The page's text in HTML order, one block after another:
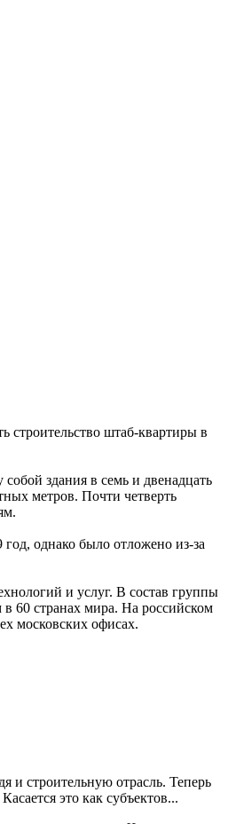
строительство штаб-квартиры в
здания в семь и двенадцать
метров. Почти четверть
однако было отложено из-за
и услуг. В состав группы
60 странах мира. На российском
московских офисах.
и строительную отрасль. Теперь
это как субъектов...